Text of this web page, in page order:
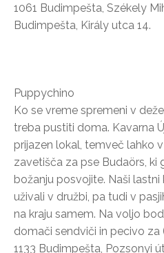
1061 Budimpešta, Székely
Budimpešta, Király utca 14.
Puppychino
Ko se vreme spremeni v
treba pustiti doma. Kavarna
prijazen lokal, temveč lahko
zavetišča za pse Budaörs, ki
božanju posvojite. Naši
uživali v družbi, pa tudi v
na kraju samem. Na voljo
domači sendviči in pecivo za
1133 Budimpešta, Pozsonyi